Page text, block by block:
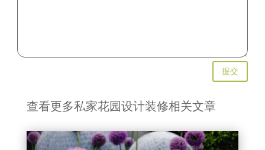
提交
查看更多私家花园设计装修相关文章